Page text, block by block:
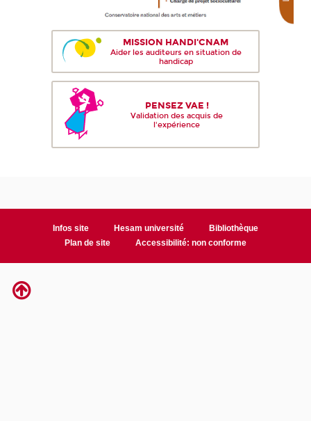
MISSION HANDI'CNAM
Aider les auditeurs en situation de
handicap
PENSEZ VAE !
Validation des acquis de
l'expérience
Infos site Hesam université
Bibliothèque
Plan de site
Accessibilité: non conforme